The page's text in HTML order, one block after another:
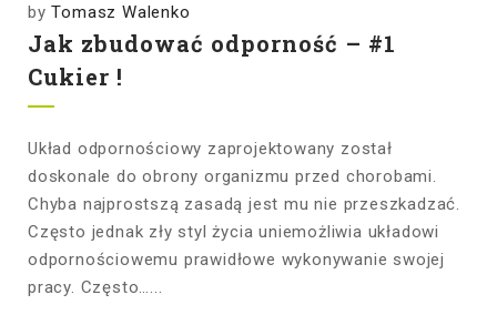
byTomasz Walenko
Jak zbudować odporność – #1
Cukier !
Układ odpornościowy zaprojektowany został
doskonale do obrony organizmu przed chorobami.
Chyba najprostszą zasadą jest mu nie przeszkadzać.
Często jednak zły styl życia uniemożliwia układowi
odpornościowemu prawidłowe wykonywanie swojej
pracy. Często…...